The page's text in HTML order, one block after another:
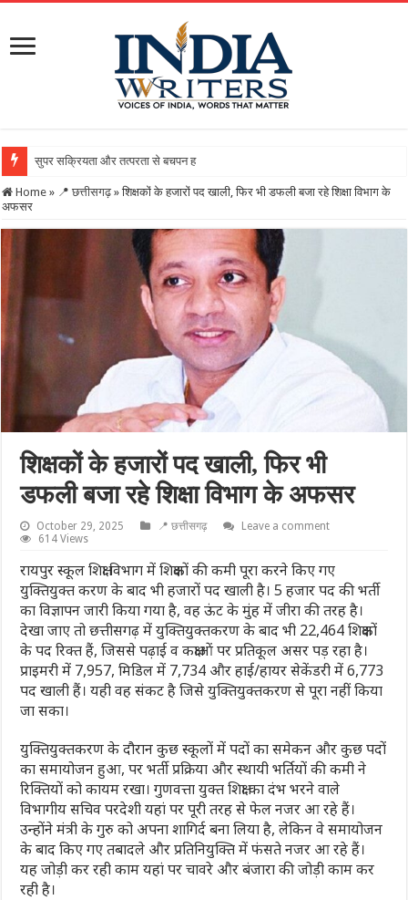
सुपर सक्रियता और तत्परता से बचपन हुआ सुरक्षित, राज्य बाल अधिकार संरक
Home » 📍 छत्तीसगढ़ » शिक्षकों के हजारों पद खाली, फिर भी डफली बजा रहे शिक्षा विभाग के
अफसर
शिक्षकों के हजारों पद खाली, फिर भी
डफली बजा रहे शिक्षा विभाग के अफसर
October 29, 2025 📍 छत्तीसगढ़
Leave a comment
614 Views
रायपुर स्कूल शिक्षा विभाग में शिक्षकों की कमी पूरा करने किए गए
युक्तियुक्त करण के बाद भी हजारों पद खाली है। 5 हजार पद की भर्ती
का विज्ञापन जारी किया गया है, वह ऊंट के मुंह में जीरा की तरह है।
देखा जाए तो छत्तीसगढ़ में युक्तियुक्तकरण के बाद भी 22,464 शिक्षकों
के पद रिक्त हैं, जिससे पढ़ाई व कक्षाओं पर प्रतिकूल असर पड़ रहा है।
प्राइमरी में 7,957, मिडिल में 7,734 और हाई/हायर सेकेंडरी में 6,773
पद खाली हैं। यही वह संकट है जिसे युक्तियुक्तकरण से पूरा नहीं किया
जा सका।
युक्तियुक्तकरण के दौरान कुछ स्कूलों में पदों का समेकन और कुछ पदों
का समायोजन हुआ, पर भर्ती प्रक्रिया और स्थायी भर्तियों की कमी ने
रिक्तियों को कायम रखा। गुणवत्ता युक्त शिक्षा का दंभ भरने वाले
विभागीय सचिव परदेशी यहां पर पूरी तरह से फेल नजर आ रहे हैं।
उन्होंने मंत्री के गुरु को अपना शागिर्द बना लिया है, लेकिन वे समायोजन
के बाद किए गए तबादले और प्रतिनियुक्ति में फंसते नजर आ रहे हैं।
यह जोड़ी कर रही काम यहां पर चावरे और बंजारा की जोड़ी काम कर
रही है।